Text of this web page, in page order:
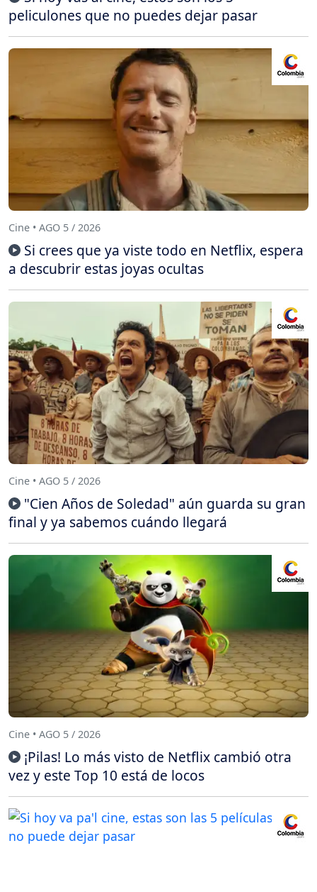
peliculones que no puedes dejar pasar
Cine • AGO 5 / 2026
Si crees que ya viste todo en Netflix, espera
a descubrir estas joyas ocultas
Cine • AGO 5 / 2026
"Cien Años de Soledad" aún guarda su gran
final y ya sabemos cuándo llegará
Cine • AGO 5 / 2026
¡Pilas! Lo más visto de Netflix cambió otra
vez y este Top 10 está de locos